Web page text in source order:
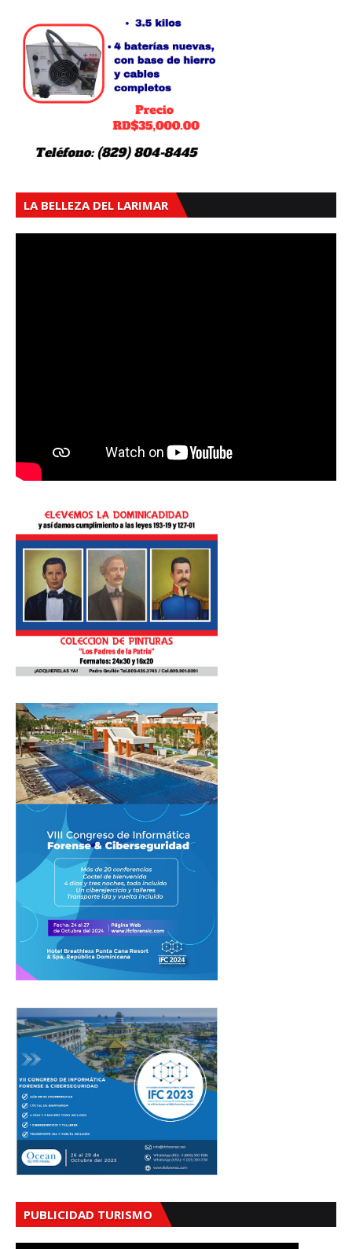
LA BELLEZA DEL LARIMAR
PUBLICIDAD TURISMO